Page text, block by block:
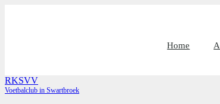
Home
RKSVV
Voetbalclub in Swartbroek